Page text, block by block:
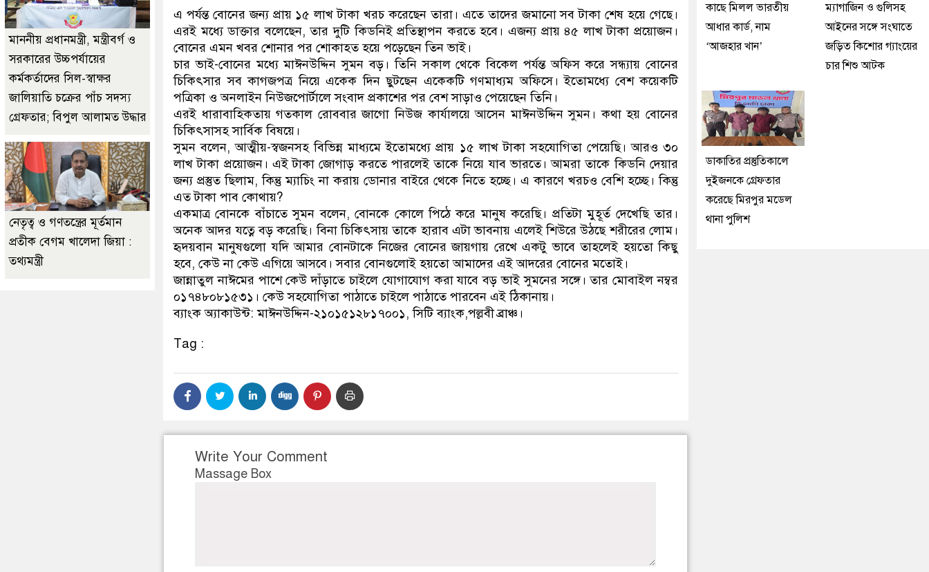
এ পর্যন্ত বোনের জন্য প্রায় ১৫ লাখ টাকা খরচ করেছেন তারা। এতে তাদের জমানো সব টাকা শেষ হয়ে গেছে।
এরই মধ্যে ডাক্তার বলেছেন, তার দুটি কিডনিই প্রতিস্থাপন করতে হবে। এজন্য প্রায় ৪৫ লাখ টাকা প্রয়োজন।
বোনের এমন খবর শোনার পর শোকাহত হয়ে পড়েছেন তিন ভাই।
চার ভাই-বোনের মধ্যে মাঈনউদ্দিন সুমন বড়। তিনি সকাল থেকে বিকেল পর্যন্ত অফিস করে সন্ধ্যায় বোনের
চিকিৎসার সব কাগজপত্র নিয়ে একেক দিন ছুটছেন একেকটি গণমাধ্যম অফিসে। ইতোমধ্যে বেশ কয়েকটি
পত্রিকা ও অনলাইন নিউজপোর্টালে সংবাদ প্রকাশের পর বেশ সাড়াও পেয়েছেন তিনি।
এরই ধারাবাহিকতায় গতকাল রোববার জাগো নিউজ কার্যালয়ে আসেন মাঈনউদ্দিন সুমন। কথা হয় বোনের
চিকিৎসাসহ সার্বিক বিষয়ে।
সুমন বলেন, আত্মীয়-স্বজনসহ বিভিন্ন মাধ্যমে ইতোমধ্যে প্রায় ১৫ লাখ টাকা সহযোগিতা পেয়েছি। আরও ৩০
লাখ টাকা প্রয়োজন। এই টাকা জোগাড় করতে পারলেই তাকে নিয়ে যাব ভারতে। আমরা তাকে কিডনি দেয়ার
জন্য প্রস্তুত ছিলাম, কিন্তু ম্যাচিং না করায় ডোনার বাইরে থেকে নিতে হচ্ছে। এ কারণে খরচও বেশি হচ্ছে। কিন্তু
এত টাকা পাব কোথায়?
একমাত্র বোনকে বাঁচাতে সুমন বলেন, বোনকে কোলে পিঠে করে মানুষ করেছি। প্রতিটা মুহূর্ত দেখেছি তার।
অনেক আদর যত্নে বড় করেছি। বিনা চিকিৎসায় তাকে হারাব এটা ভাবনায় এলেই শিউরে উঠছে শরীরের লোম।
হৃদয়বান মানুষগুলো যদি আমার বোনটাকে নিজের বোনের জায়গায় রেখে একটু ভাবে তাহলেই হয়তো কিছু
হবে, কেউ না কেউ এগিয়ে আসবে। সবার বোনগুলোই হয়তো আমাদের এই আদরের বোনের মতোই।
জান্নাতুল নাঈমের পাশে কেউ দাঁড়াতে চাইলে যোগাযোগ করা যাবে বড় ভাই সুমনের সঙ্গে। তার মোবাইল নম্বর
০১৭৪৮০৮১৫৩১। কেউ সহযোগিতা পাঠাতে চাইলে পাঠাতে পারবেন এই ঠিকানায়।
ব্যাংক অ্যাকাউন্ট: মাঈনউদ্দিন-২১০১৫১২৮১৭০০১, সিটি ব্যাংক,পল্লবী ব্রাঞ্চ।
Tag :
Write Your Comment
Massage Box
মাননীয় প্রধানমন্ত্রী, মন্ত্রীবর্গ ও
সরকারের উচ্চপর্যায়ের
কর্মকর্তাদের সিল-স্বাক্ষর
জালিয়াতি চক্রের পাঁচ সদস্য
গ্রেফতার; বিপুল আলামত উদ্ধার
নেতৃত্ব ও গণতন্ত্রের মূর্তমান
প্রতীক বেগম খালেদা জিয়া :
তথ্যমন্ত্রী
কাছে মিলল ভারতীয়
আধার কার্ড, নাম
‘আজহার খান’
ম্যাগাজিন ও গুলিসহ
আইনের সঙ্গে সংঘাতে
জড়িত কিশোর গ্যাংয়ের
চার শিশু আটক
ডাকাতির প্রস্তুতিকালে
দুইজনকে গ্রেফতার
করেছে মিরপুর মডেল
থানা পুলিশ